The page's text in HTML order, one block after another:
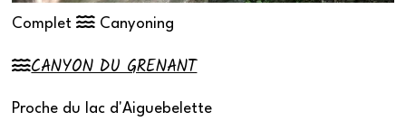
Complet Canyoning
CANYON DU GRENANT
Proche du lac d'Aiguebelette